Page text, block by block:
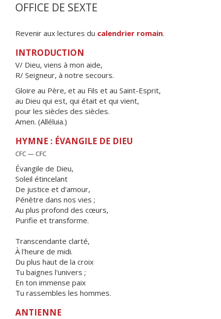
OFFICE DE SEXTE
Revenir aux lectures du calendrier romain.
INTRODUCTION
V/ Dieu, viens à mon aide,
R/ Seigneur, à notre secours.
Gloire au Père, et au Fils et au Saint-Esprit,
au Dieu qui est, qui était et qui vient,
pour les siècles des siècles.
Amen. (Alléluia.)
HYMNE : ÉVANGILE DE DIEU
CFC — CFC
Évangile de Dieu,
Soleil étincelant
De justice et d'amour,
Pénètre dans nos vies ;
Au plus profond des cœurs,
Purifie et transforme.
Transcendante clarté,
À l'heure de midi.
Du plus haut de la croix
Tu baignes l'univers ;
En ton immense paix
Tu rassembles les hommes.
ANTIENNE